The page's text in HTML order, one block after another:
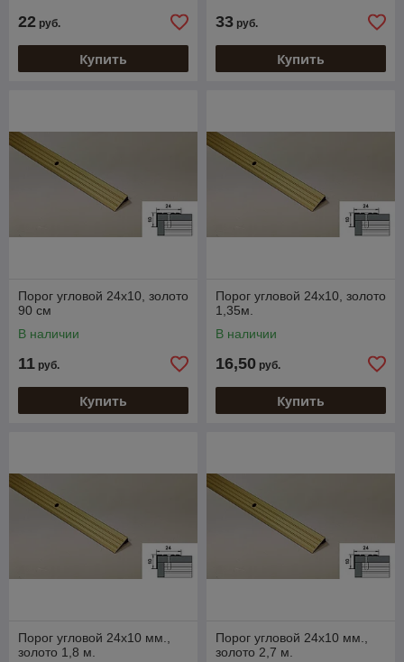
22 руб.
Купить
33 руб.
Купить
Порог угловой 24х10, золото
90 см
В наличии
11 руб.
Купить
Порог угловой 24х10, золото
1,35м.
В наличии
16,50 руб.
Купить
Порог угловой 24х10 мм.,
золото 1,8 м.
Порог угловой 24х10 мм.,
золото 2,7 м.